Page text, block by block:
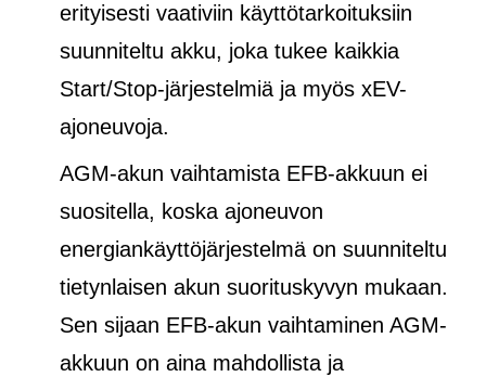
erityisesti vaativiin käyttötarkoituksiin
suunniteltu akku, joka tukee kaikkia
Start/Stop-järjestelmiä ja myös xEV-
ajoneuvoja.
AGM-akun vaihtamista EFB-akkuun ei
suositella, koska ajoneuvon
energiankäyttöjärjestelmä on suunniteltu
tietynlaisen akun suorituskyvyn mukaan.
Sen sijaan EFB-akun vaihtaminen AGM-
akkuun on aina mahdollista ja